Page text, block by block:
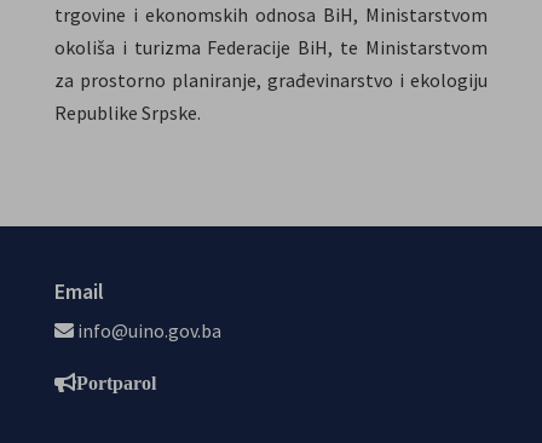
trgovine i ekonomskih odnosa BiH, Ministarstvom
okoliša i turizma Federacije BiH, te Ministarstvom
za prostorno planiranje, građevinarstvo i ekologiju
Republike Srpske.
Email
info@uino.gov.ba
Portparol